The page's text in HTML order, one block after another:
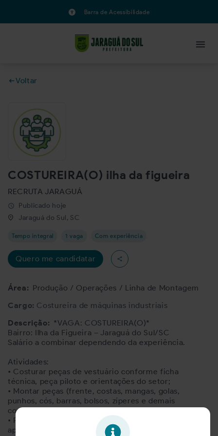
Barra de Acessibilidade
Voltar
COSTUREIRA(O) ilha da figueira
RECRUTA JARAGUÁ
schedule
Publicado hoje
Jaraguá do Sul, SC
Tempo integral 1 vaga Com experiência
Quero me candidatar
Área: Produção / Operações / Linha de Montagem
Cargo: Costureira de máquinas industriais
Descrição: *VAGA: COSTUREIRA(O)*
Bairro: Ilha da Figueira – Jaraguá do Sul/SC
Salário a combinar dependendo da experiência.
Atividades:
• Costurar peças de vestuário conforme ficha
técnica, peça piloto e orientações do setor;
• Montar peças (frente, costas, mangas, golas,
punhos, cós, barras, bolsos, zíperes e demais
componentes);
• Realizar acabamentos, pespontos, bainhas e
aplicação de aviamentos;